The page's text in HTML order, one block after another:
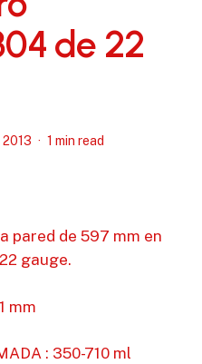
de 22
1 min read
pared de 597 mm en
gauge.
mm
: 350-710 ml